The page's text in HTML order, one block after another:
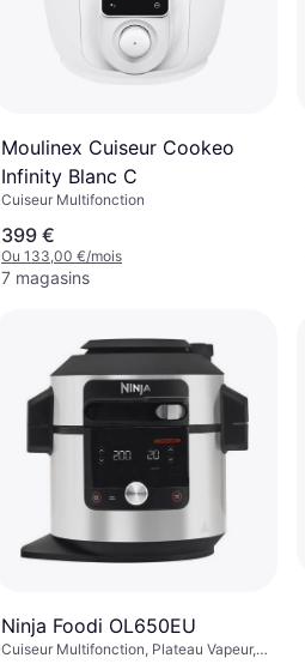
Moulinex Cuiseur Cookeo
Infinity Blanc C
Cuiseur Multifonction
399 €
Ou 133,00 €/mois
7 magasins
Ninja Foodi OL650EU
Cuiseur Multifonction, Plateau Vapeur,